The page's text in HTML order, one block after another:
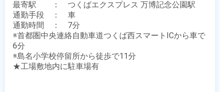
最寄駅　　：　つくばエクスプレス 万博記念公園駅
通勤手段　：　車
通勤時間　：　7分
※首都圏中央連絡自動車道つくば西スマートICから車で
6分
※島名小学校停留所から徒歩で11分
★工場敷地内に駐車場有